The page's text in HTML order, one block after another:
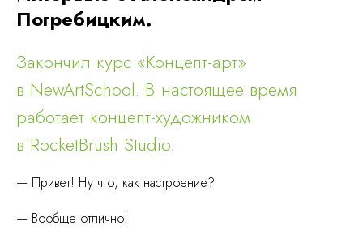
Погребицким.
Закончил курс «Концепт-арт»
в NewArtSchool. В настоящее время
работает концепт-художником
в RocketBrush Studio.
— Привет! Ну что, как настроение?
— Вообще отлично!